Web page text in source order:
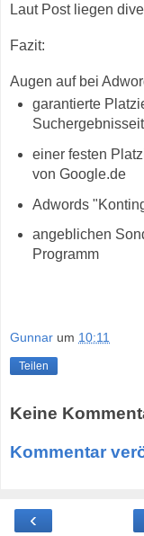
Laut Post liegen
Fazit:
Augen auf bei
garantierte
einer festen
von Google.de
Adwords
angeblichen
Programm
Gunnar um 10:11
Teilen
Keine
Kommentar
‹